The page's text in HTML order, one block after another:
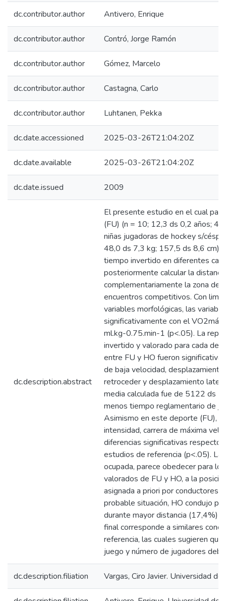
dc.contributor.author Antivero, Enrique
dc.contributor.author Contró, Jorge Ramón
dc.contributor.author Gómez, Marcelo
dc.contributor.author Castagna, Carlo
dc.contributor.author Luhtanen, Pekka
dc.date.accessioned 2025-03-26T21:04:20Z
dc.date.available 2025-03-26T21:04:20Z
dc.date.issued 2009
dc.description.abstract
El presente estudio en el cual
(FU) (n = 10; 12,3 ds 0,2 años;
niñas jugadoras de hockey s/
48,0 ds 7,3 kg; 157,5 ds 8,6 cm),
tiempo invertido en diferentes
posteriormente calcular la
complementariamente la zona del
encuentros competitivos. Con
variables morfológicas, las
significativamente con el
ml.kg-0.75.min-1 (p<.05). La
invertido y valorado para cada
entre FU y HO fueron
de baja velocidad,
retroceder y desplazamiento
media calculada fue de 5122 ds
menos tiempo reglamentario de
Asimismo en este deporte (FU),
intensidad, carrera de máxima
diferencias significativas respecto
estudios de referencia (p<.05). La
ocupada, parece obedecer para
valorados de FU y HO, a la
asignada a priori por conductores
probable situación, HO condujo
durante mayor distancia (17,4%)
final corresponde a similares
referencia, las cuales sugieren
juego y número de jugadores
dc.description.filiation Vargas, Ciro Javier. Universidad